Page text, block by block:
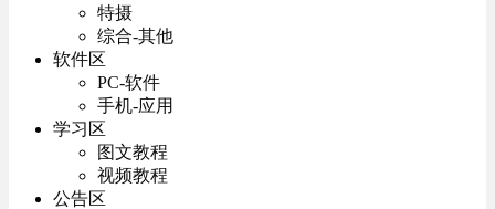
特摄
综合-其他
软件区
PC-软件
手机-应用
学习区
图文教程
视频教程
公告区